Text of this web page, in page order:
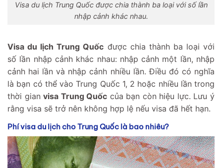
Visa du lịch Trung Quốc được chia thành ba loại với số lần
nhập cảnh khác nhau.
Visa du lịch Trung Quốc được chia thành ba loại với
số lần nhập cảnh khác nhau: nhập cảnh một lần, nhập
cảnh hai lần và nhập cảnh nhiều lần. Điều đó có nghĩa
là bạn có thể vào Trung Quốc 1, 2 hoặc nhiều lần trong
thời gianvisa Trung Quốc của bạn còn hiệu lực. Lưu ý
rằng visa sẽ trở nên không hợp lệ nếu visa đã hết hạn.
Phí visa du lịch cho Trung Quốc là bao nhiêu?